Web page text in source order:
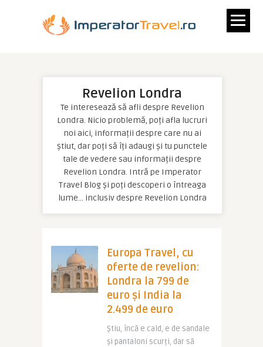
Revelion Londra
Te interesează să afli despre Revelion
Londra. Nicio problemă, poți afla lucruri
noi aici, informații despre care nu ai
știut, dar poți să îți adaugi și tu punctele
tale de vedere sau informații despre
Revelion Londra. Intră pe Imperator
Travel Blog și poți descoperi o întreaga
lume… inclusiv despre Revelion Londra
Europa Travel, cu
oferte de revelion:
Londra la 799 de
euro și India la
2.499 de euro
Știu, încă e cald, e de sandale
și pantaloni scurți, dar să